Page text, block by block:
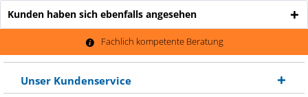
Kunden haben sich ebenfalls angesehen
Fachlich kompetente Beratung
Unser Kundenservice